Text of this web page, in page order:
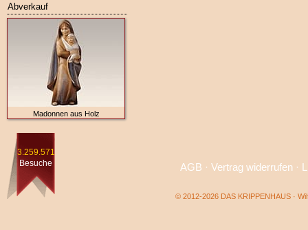
Abverkauf
Madonnen aus Holz
3.259.571
Besuche
AGB · Vertrag widerrufen·
© 2012-2026 DAS KRIPPENHAUS ·